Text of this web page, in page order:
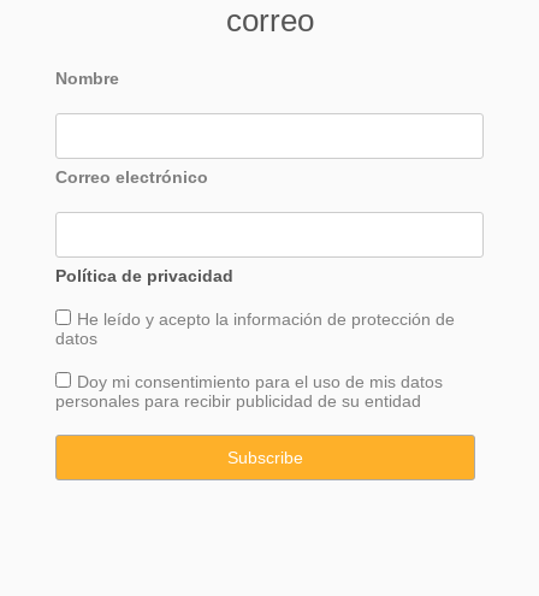
correo
Nombre
Correo electrónico
Política de privacidad
He leído y acepto la información de protección de
datos
Doy mi consentimiento para el uso de mis datos
personales para recibir publicidad de su entidad